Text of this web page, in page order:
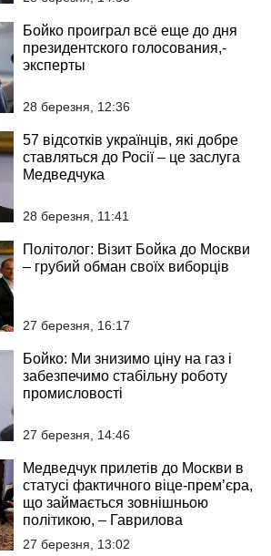
Бойко проиграл всё еще до дня
президентского голосования,-
эксперты
28 березня, 12:36
57 відсотків українців, які добре
ставляться до Росії – це заслуга
Медведчука
28 березня, 11:41
Політолог: Візит Бойка до Москви
– грубий обман своїх виборців
27 березня, 16:17
Бойко: Ми знизимо ціну на газ і
забезпечимо стабільну роботу
промисловості
27 березня, 14:46
Медведчук прилетів до Москви в
статусі фактичного віце-прем’єра,
що займається зовнішньою
політикою, – Гаврилова
27 березня, 13:02